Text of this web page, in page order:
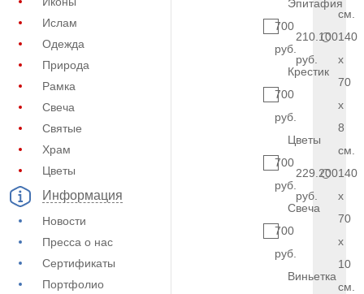
Ислам
Одежда
Природа
Рамка
Свеча
Святые
Храм
Цветы
Информация
Новости
Пресса о нас
Сертификаты
Портфолио
Эпитафия
700
руб.
Крестик
700
руб.
Цветы
700
руб.
Свеча
700
руб.
Виньетка
см.
210.100
руб.
140
x
70
x
8
см.
229.200
руб.
140
x
70
x
10
см.